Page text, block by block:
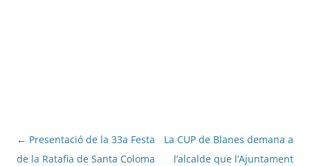
Navegació
per
← Presentació de la 33a Festa
de la Ratafia de Santa Coloma
La CUP de Blanes demana a
l’alcalde que l’Ajuntament